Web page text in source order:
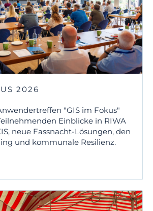
2026
"GIS im Fokus"
Einblicke in RIWA
neue Fassnacht-Lösungen, den
und kommunale Resilienz.